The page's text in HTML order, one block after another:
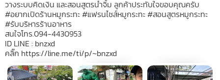
วางระบบคิดเงิน และสอนสูตรน้ำจิ้ม ลูกค้าประทับใจขอบคุณครับ
#อยากเปิดร้านหมูกระทะ #แฟรนไชส์หมูกระทะ #สอนสูตรหมูกระทะ
#รับบริหารร้านอาหาร
สนใจโทร.094-4430953
ID LINE : bnzxd
คลิ๊ก https://line.me/ti/p/~bnzxd